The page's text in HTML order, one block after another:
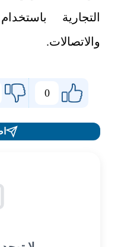
التجارية
والاتصالات.
0